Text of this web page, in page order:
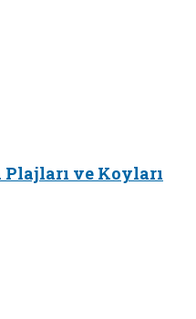
Plajları ve Koyları